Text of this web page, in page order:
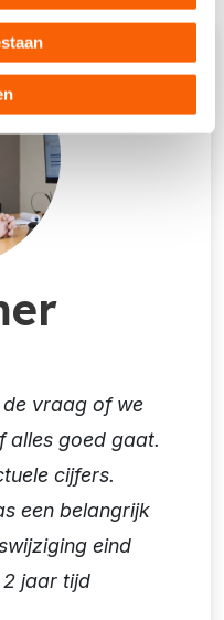
vraag of we
alles goed gaat.
cijfers.
een belangrijk
eind
jaar tijd